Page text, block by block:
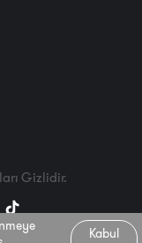
Kabul
Gizlidir.